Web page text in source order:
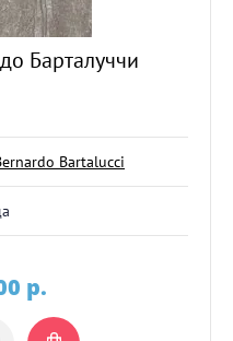
Барталуччи
Bartalucci
p.